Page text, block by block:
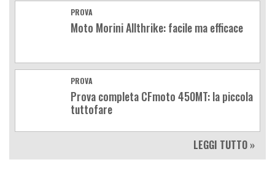
PROVA
Moto Morini Allthrike: facile ma efficace
PROVA
Prova completa CFmoto 450MT: la piccola
tuttofare
LEGGI TUTTO »